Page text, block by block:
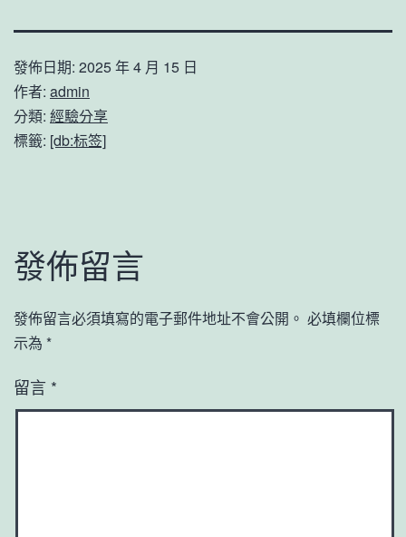
發佈日期: 2025 年 4 月 15 日
作者: admin
分類: 經驗分享
標籤: [db:标签]
發佈留言
發佈留言必須填寫的電子郵件地址不會公開。 必填欄位標
示為 *
留言 *